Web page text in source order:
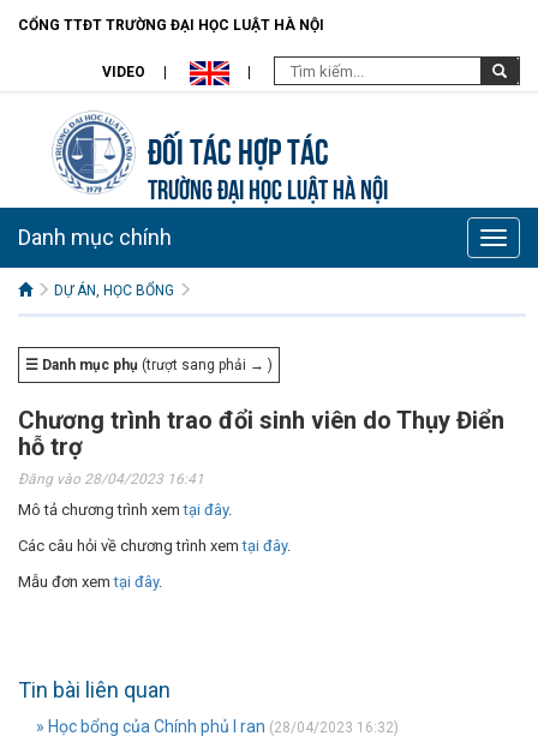
CỔNG TTĐT TRƯỜNG ĐẠI HỌC LUẬT HÀ NỘI
VIDEO
Đối tác hợp tác
TRƯỜNG ĐẠI HỌC LUẬT HÀ NỘI
Toggle
Danh mục chính
DỰ ÁN, HỌC BỔNG
☰ Danh mục phụ (trượt sang phải → )
Chương trình trao đổi sinh viên do Thụy Điển
hỗ trợ
Đăng vào 28/04/2023 16:41
Mô tả chương trình xem tại đây.
Các câu hỏi về chương trình xemtại đây.
Mẫu đơn xem tại đây.
Tin bài liên quan
» Học bổng của Chính phủ I ran (28/04/2023 16:32)